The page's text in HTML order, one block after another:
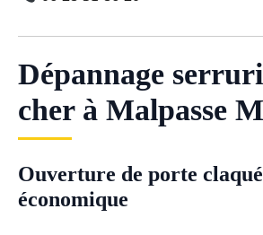
Dépannage
cher à Malpasse
Ouverture de porte
économique